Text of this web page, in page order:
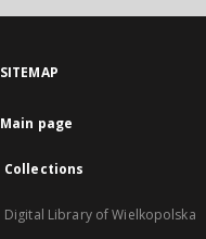
SITEMAP
Main page
Collections
Digital Library of Wielkopolska